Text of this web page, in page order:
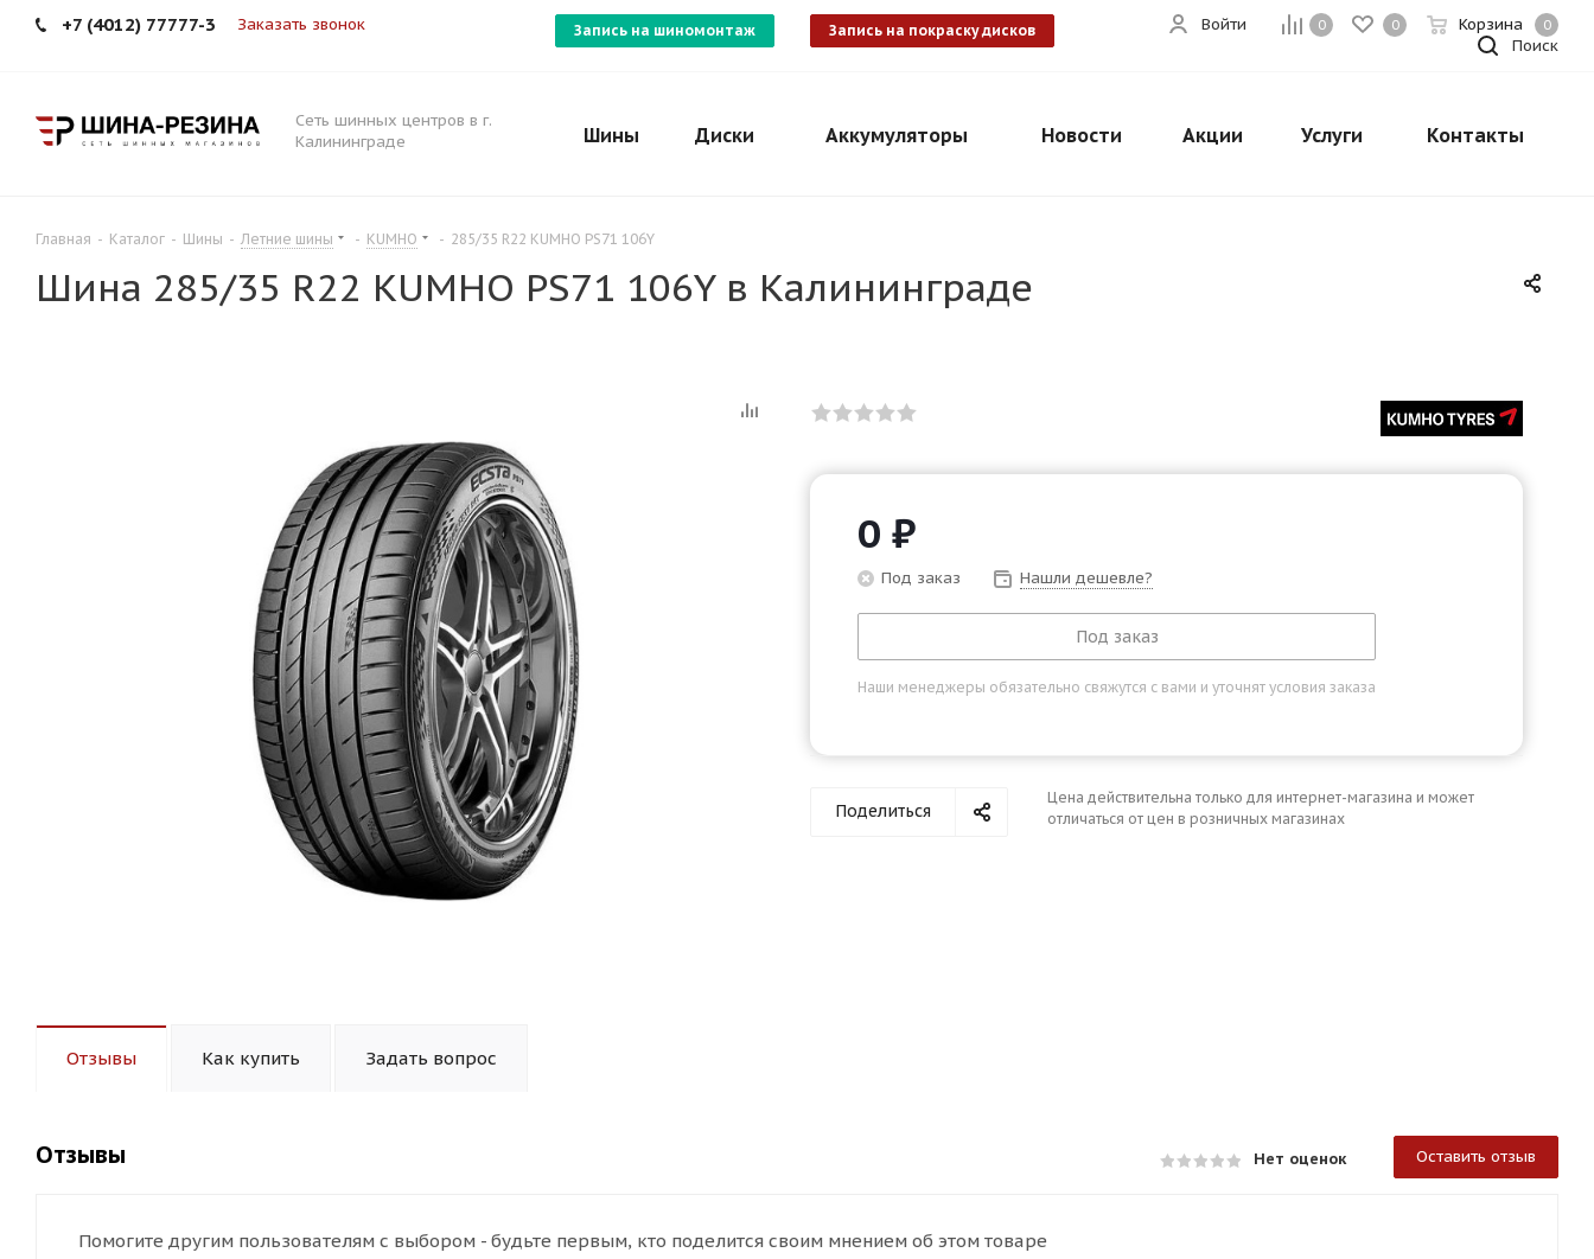
+7 (4012) 77777-3 Заказать звонок 0 0 Корзина 0
Войти
Запись на шиномонтаж Запись на покраску дисков
Поиск
Сеть шинных центров в г.
Калининграде
Шины Диски Аккумуляторы Новости Акции Услуги Контакты
Главная - Каталог - Шины - Летние шины - KUMHO - 285/35 R22 KUMHO PS71 106Y
Шина 285/35 R22 KUMHO PS71 106Y в Калининграде
0 ₽
Под заказ Нашли дешевле?
Под заказ
Наши менеджеры обязательно свяжутся с вами и уточнят условия заказа
Поделиться
Цена действительна только для интернет-магазина и может
отличаться от цен в розничных магазинах
Отзывы Как купить Задать вопрос
Отзывы Нет оценок Оставить отзыв
Помогите другим пользователям с выбором - будьте первым, кто поделится своим мнением об этом товаре